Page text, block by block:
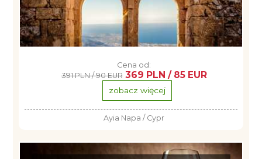
Cena od:
391 PLN / 90 EUR 369 PLN / 85 EUR
zobacz więcej
Ayia Napa / Cypr